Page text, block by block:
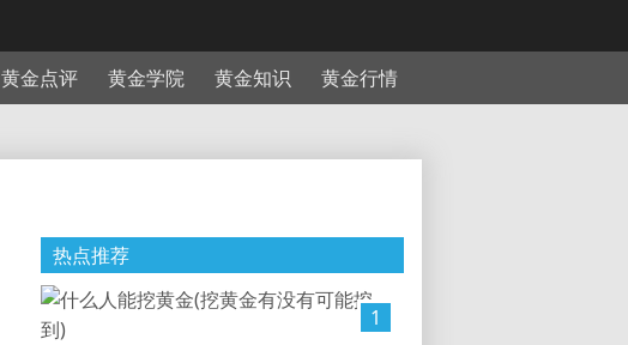
黄金点评 黄金学院 黄金知识 黄金行情
热点推荐
1